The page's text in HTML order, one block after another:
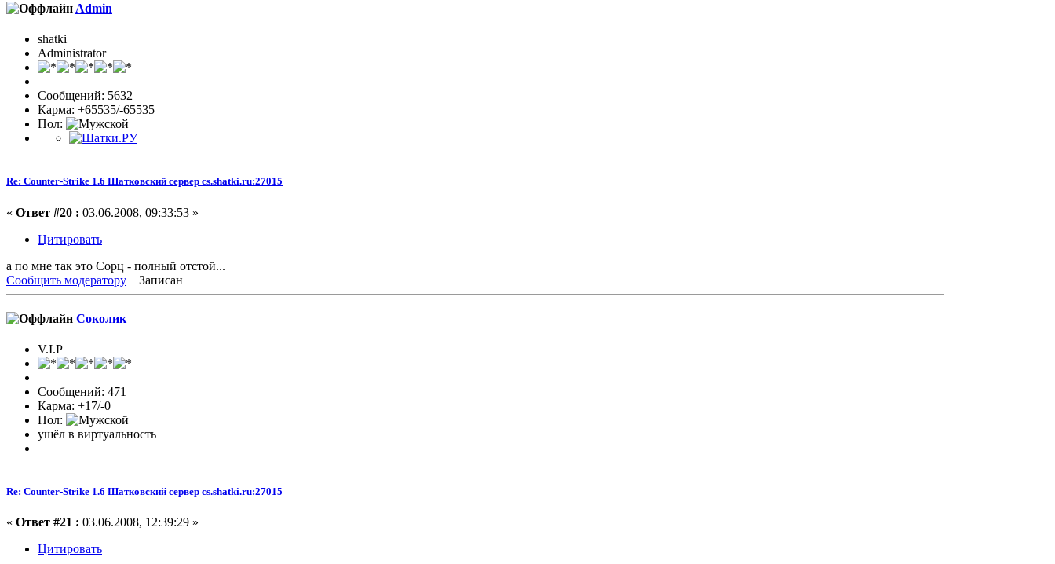
Admin
shatki
Administrator
Сообщений: 5632
Карма: +65535/-65535
Пол:
Re: Counter-Strike 1.6 Шатковский сервер cs.shatki.ru:27015
« Ответ #20 : 03.06.2008, 09:33:53 »
Цитировать
а по мне так это Сорц - полный отстой...
Сообщить модератору
Записан
Соколик
V.I.P
Сообщений: 471
Карма: +17/-0
Пол:
ушёл в виртуальность
Re: Counter-Strike 1.6 Шатковский сервер cs.shatki.ru:27015
« Ответ #21 : 03.06.2008, 12:39:29 »
Цитировать